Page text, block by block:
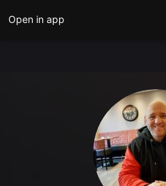
Open in app